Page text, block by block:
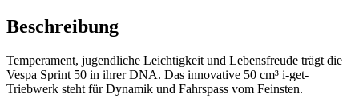
Beschreibung
Temperament, jugendliche Leichtigkeit und Lebensfreude trägt die
Vespa Sprint 50 in ihrer DNA. Das innovative 50 cm³ i-get-
Triebwerk steht für Dynamik und Fahrspass vom Feinsten.